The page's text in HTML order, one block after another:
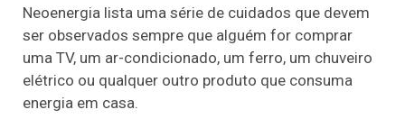
Neoenergia lista uma série de cuidados que devem
ser observados sempre que alguém for comprar
uma TV, um ar-condicionado, um ferro, um chuveiro
elétrico ou qualquer outro produto que consuma
energia em casa.